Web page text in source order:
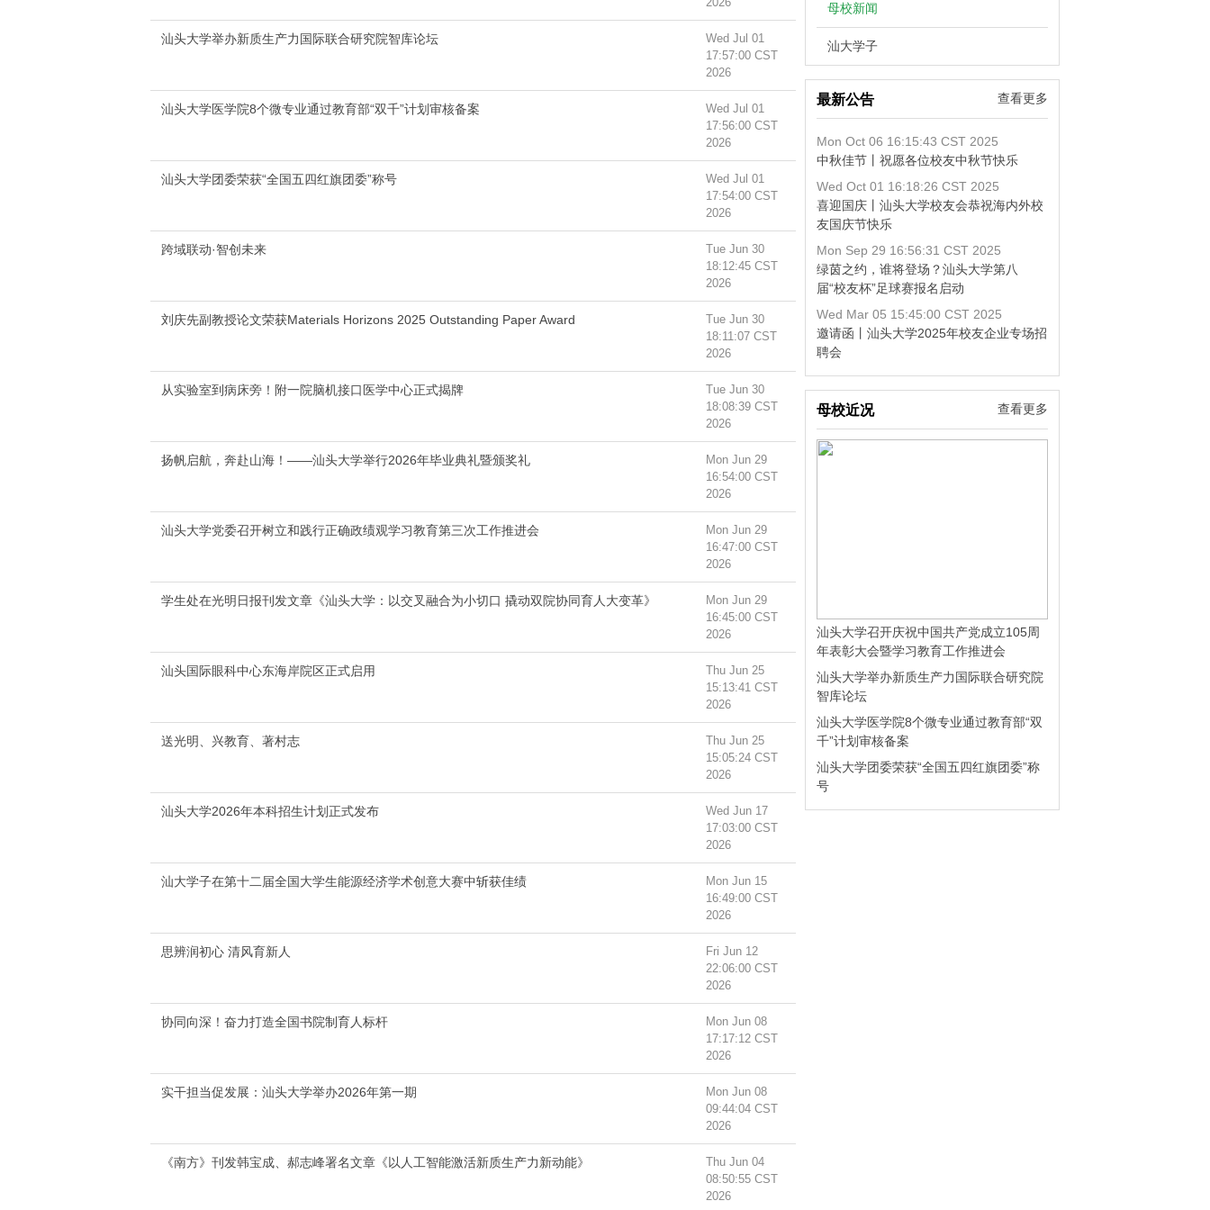
汕头大学举办新质生产力国际联合研究院智库论坛
Wed Jul 01
17:57:00 CST
2026
汕头大学医学院8个微专业通过教育部“双千”计划审核备案
Wed Jul 01
17:56:00 CST
2026
汕头大学团委荣获“全国五四红旗团委”称号
Wed Jul 01
17:54:00 CST
2026
跨域联动·智创未来
Tue Jun 30
18:12:45 CST
2026
刘庆先副教授论文荣获Materials Horizons 2025 Outstanding Paper Award
Tue Jun 30
18:11:07 CST
2026
从实验室到病床旁！附一院脑机接口医学中心正式揭牌
Tue Jun 30
18:08:39 CST
2026
扬帆启航，奔赴山海！——汕头大学举行2026年毕业典礼暨颁奖礼
Mon Jun 29
16:54:00 CST
2026
汕头大学党委召开树立和践行正确政绩观学习教育第三次工作推进会
Mon Jun 29
16:47:00 CST
2026
学生处在光明日报刊发文章《汕头大学：以交叉融合为小切口 撬动双院协同育人大变革》
Mon Jun 29
16:45:00 CST
2026
汕头国际眼科中心东海岸院区正式启用
Thu Jun 25
15:13:41 CST
2026
送光明、兴教育、著村志
Thu Jun 25
15:05:24 CST
2026
汕头大学2026年本科招生计划正式发布
Wed Jun 17
17:03:00 CST
2026
汕大学子在第十二届全国大学生能源经济学术创意大赛中斩获佳绩
Mon Jun 15
16:49:00 CST
2026
思辨润初心 清风育新人
Fri Jun 12
22:06:00 CST
2026
协同向深！奋力打造全国书院制育人标杆
Mon Jun 08
17:17:12 CST
2026
实干担当促发展：汕头大学举办2026年第一期
Mon Jun 08
09:44:04 CST
2026
《南方》刊发韩宝成、郝志峰署名文章《以人工智能激活新质生产力新动能》
Thu Jun 04
08:50:55 CST
2026
母校新闻
汕大学子
最新公告 查看更多
Mon Oct 06 16:15:43 CST 2025
中秋佳节丨祝愿各位校友中秋节快乐
Wed Oct 01 16:18:26 CST 2025
喜迎国庆丨汕头大学校友会恭祝海内外校
友国庆节快乐
Mon Sep 29 16:56:31 CST 2025
绿茵之约，谁将登场？汕头大学第八
届“校友杯”足球赛报名启动
Wed Mar 05 15:45:00 CST 2025
邀请函丨汕头大学2025年校友企业专场招
聘会
母校近况 查看更多
汕头大学召开庆祝中国共产党成立105周
年表彰大会暨学习教育工作推进会
汕头大学举办新质生产力国际联合研究院
智库论坛
汕头大学医学院8个微专业通过教育部“双
千”计划审核备案
汕头大学团委荣获“全国五四红旗团委”称
号